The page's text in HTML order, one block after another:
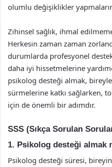
olumlu değişiklikler
Zihinsel sağlık, ihmal
Herkesin zaman zaman
durumlarda profesyonel
daha iyi hissetmelerine
psikolog desteği almak,
sürmelerine katkı sağlarken,
için de önemli bir adımdır.
SSS (Sıkça Sorulan
1. Psikolog desteği almak
Psikolog desteği süresi,